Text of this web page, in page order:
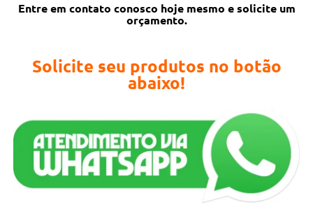
Entre em contato conosco hoje mesmo e solicite um
orçamento.
Solicite seu produtos no botão
abaixo!